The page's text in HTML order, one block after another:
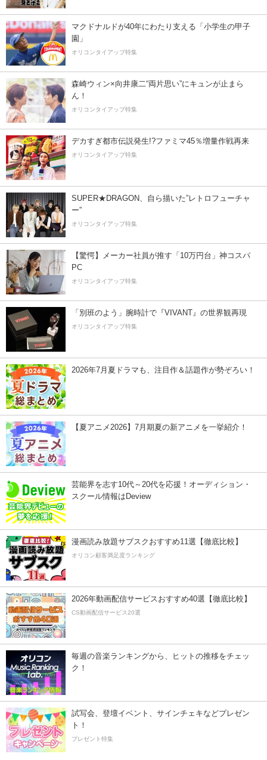
マクドナルドが40年にわたり支える「小学生の甲子
園」
オリコンタイアップ特集
森崎ウィン×向井康二“両片思い”にキュンが止まら
ん！
オリコンタイアップ特集
デカすぎ都市伝説発生!?ファミマ45％増量作戦再来
オリコンタイアップ特集
SUPER★DRAGON、自ら描いた”レトロフューチャ
ー”
オリコンタイアップ特集
【驚愕】メーカー社員が推す「10万円台」神コスパ
PC
オリコンタイアップ特集
「別班のよう」腕時計で『VIVANT』の世界観再現
オリコンタイアップ特集
2026年7月夏ドラマも、注目作＆話題作が勢ぞろい！
【夏アニメ2026】7月期夏の新アニメを一挙紹介！
芸能界を志す10代～20代を応援！オーディション・
スクール情報はDeview
漫画読み放題サブスクおすすめ11選【徹底比較】
オリコン顧客満足度ランキング
2026年動画配信サービスおすすめ40選【徹底比較】
CS動画配信サービス20選
毎週の音楽ランキングから、ヒットの推移をチェッ
ク！
試写会、登壇イベント、サインチェキなどプレゼン
ト！
プレゼント特集